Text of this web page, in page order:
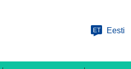
ET Eesti